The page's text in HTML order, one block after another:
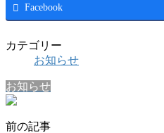
Facebook
カテゴリー
お知らせ
お知らせ
前の記事